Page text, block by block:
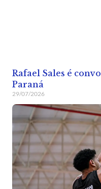
Rafael Sales é
Paraná
29/07/2026